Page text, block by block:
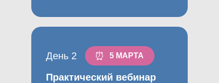
Практический вебинар
День 2 ⏰ 5 МАРТА